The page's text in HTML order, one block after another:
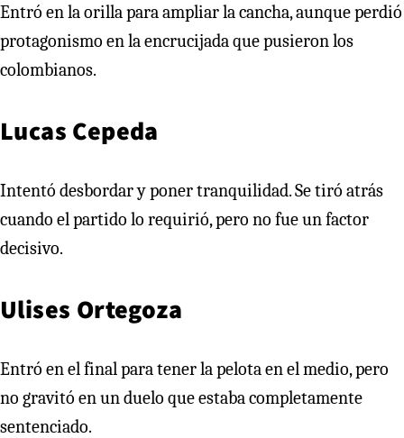
Entró en la orilla para ampliar la cancha, aunque perdió
protagonismo en la encrucijada que pusieron los
colombianos.
Lucas Cepeda
Intentó desbordar y poner tranquilidad. Se tiró atrás
cuando el partido lo requirió, pero no fue un factor
decisivo.
Ulises Ortegoza
Entró en el final para tener la pelota en el medio, pero
no gravitó en un duelo que estaba completamente
sentenciado.